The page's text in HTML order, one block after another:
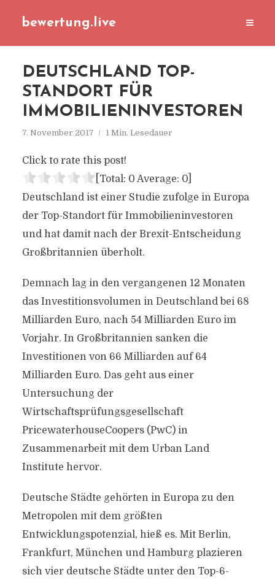
bewertung.live
DEUTSCHLAND TOP-
STANDORT FÜR
IMMOBILIENINVESTOREN
7. November 2017 1 Min. Lesedauer
Click to rate this post!
[Total: 0 Average: 0]
Deutschland ist einer Studie zufolge in Europa
der Top-Standort für Immobilieninvestoren
und hat damit nach der Brexit-Entscheidung
Großbritannien überholt.
Demnach lag in den vergangenen 12 Monaten
das Investitionsvolumen in Deutschland bei 68
Milliarden Euro, nach 54 Milliarden Euro im
Vorjahr. In Großbritannien sanken die
Investitionen von 66 Milliarden auf 64
Milliarden Euro. Das geht aus einer
Untersuchung der
Wirtschaftsprüfungsgesellschaft
PricewaterhouseCoopers (PwC) in
Zusammenarbeit mit dem Urban Land
Institute hervor.
Deutsche Städte gehörten in Europa zu den
Metropolen mit dem größten
Entwicklungspotenzial, hieß es. Mit Berlin,
Frankfurt, München und Hamburg plazieren
sich vier deutsche Städte unter den Top-6-